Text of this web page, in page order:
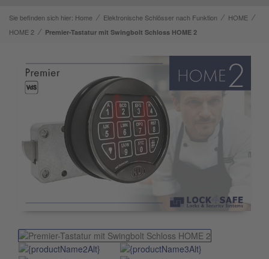
Sie befinden sich hier: Home ⁄ Elektronische Schlösser nach Funktion ⁄ HOME ⁄
HOME 2 ⁄ Premier-Tastatur mit Swingbolt Schloss HOME 2